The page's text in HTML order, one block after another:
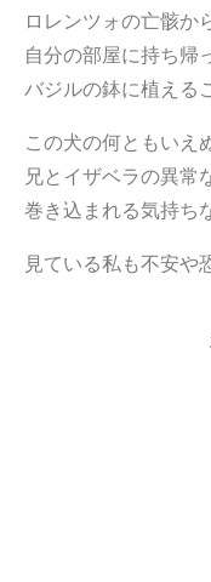
ロレンツォの亡骸か
自分の部屋に持ち帰
バジルの鉢に植える
この犬の何ともいえ
兄とイザベラの異常
巻き込まれる気持ち
見ている私も不安や